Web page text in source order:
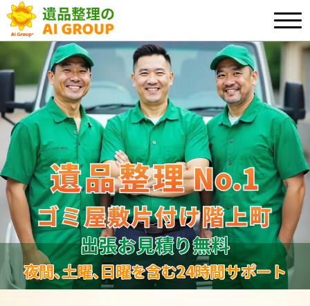
遺品整理No.1
ゴミ屋敷片付け階上町
遺品整理No.1
ゴミ屋敷片付け階上町
出張お見積り無料
夜間､土曜､日曜を含む24時間サポート